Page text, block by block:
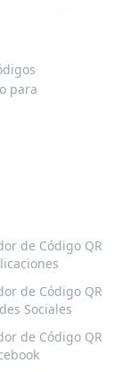
para
de Código QR
de Código QR
Sociales
de Código QR